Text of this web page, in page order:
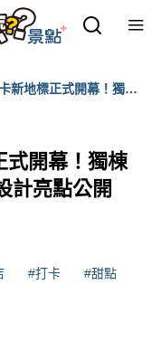
新地標正式開幕！獨棟
式開幕！獨棟
計亮點公開
#打卡 #甜點